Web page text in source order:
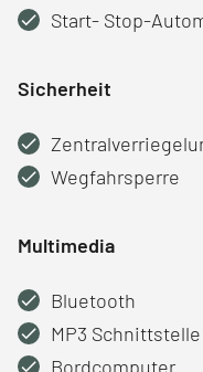
Start- Stop-
Sicherheit
Wegfahrsperre
Multimedia
Bluetooth
MP3 Schnittstelle
Bordcomputer